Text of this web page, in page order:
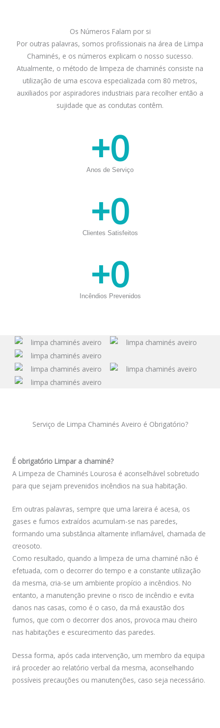
Os Números Falam por si
Por outras palavras, somos profissionais na área de Limpa
Chaminés, e os números explicam o nosso sucesso.
Atualmente, o método de limpeza de chaminés consiste na
utilização de uma escova especializada com 80 metros,
auxiliados por aspiradores industriais para recolher então a
sujidade que as condutas contêm.
Anos de Serviço
+0
Clientes Satisfeitos
+0
Incêndios Prevenidos
+0
Serviço de Limpa Chaminés Aveiro é Obrigatório?
É obrigatório Limpar a chaminé?
A Limpeza de Chaminés Lourosa é aconselhável sobretudo
para que sejam prevenidos incêndios na sua habitação.
Em outras palavras, sempre que uma lareira é acesa, os
gases e fumos extraídos acumulam-se nas paredes,
formando uma substância altamente inflamável, chamada de
creosoto.
Como resultado, quando a limpeza de uma chaminé não é
efetuada, com o decorrer do tempo e a constante utilização
da mesma, cria-se um ambiente propício a incêndios. No
entanto, a manutenção previne o risco de incêndio e evita
danos nas casas, como é o caso, da má exaustão dos
fumos, que com o decorrer dos anos, provoca mau cheiro
nas habitações e escurecimento das paredes.
Dessa forma, após cada intervenção, um membro da equipa
irá proceder ao relatório verbal da mesma, aconselhando
possíveis precauções ou manutenções, caso seja necessário.